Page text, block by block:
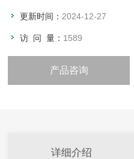
更新时间： 2024-12-27
访 问 量： 1589
产品咨询
详细介绍